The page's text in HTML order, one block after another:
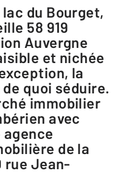
58 919
Auvergne
et nichée
la
quoi séduire.
immobilier
avec
agence
de la
rue Jean-